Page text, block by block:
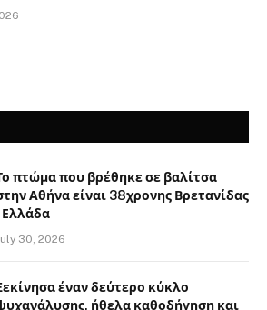
πτώμα που βρέθηκε σε βαλίτσα
Αθήνα είναι 38χρονης Βρετανίδας
| Ελλάδα
30, 2026
έναν δεύτερο κύκλο
ήθελα καθοδήγηση και